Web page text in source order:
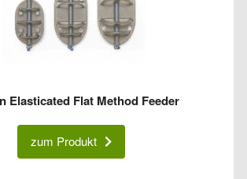
Elasticated Flat Method Feeder
zum Produkt